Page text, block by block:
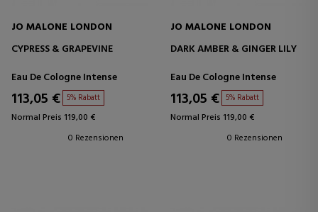
JO MALONE LONDON
CYPRESS & GRAPEVINE
Eau De Cologne Intense
113,05 € 5% Rabatt
Normal Preis 119,00 €
0 Rezensionen
JO MALONE LONDON
DARK AMBER & GINGER LILY
Eau De Cologne Intense
113,05 € 5% Rabatt
Normal Preis 119,00 €
0 Rezensionen